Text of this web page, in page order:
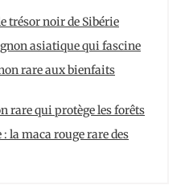
trésor noir de Sibérie
asiatique qui fascine
rare aux bienfaits
rare qui protège les forêts
la maca rouge rare des